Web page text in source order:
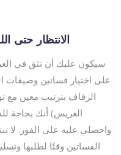
3. الانتظار
سيكون عليك أن تثق في
على اختيار فساتين وصيفات
الزفاف بترتيب معين مع
العريس) أنك بحاجة
واحصلي عليه على الفور. لا
الفساتين وقتًا لطلبها